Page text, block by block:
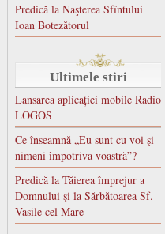
Predică la Naşterea Sfîntului
Ioan Botezătorul
Ultimele stiri
Lansarea aplicației mobile Radio
LOGOS
Ce înseamnă „Eu sunt cu voi şi
nimeni împotriva voastră”?
Predică la Tăierea împrejur a
Domnului şi la Sărbătoarea Sf.
Vasile cel Mare